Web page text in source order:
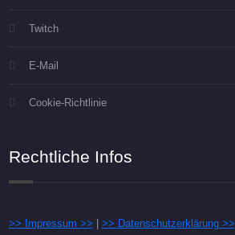
Twitch
E-Mail
Cookie-Richtlinie
Rechtliche Infos
>> Impressum >> >> Datenschutzerklärung >>